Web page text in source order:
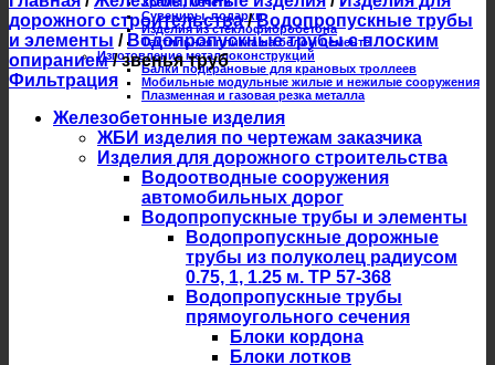
Сувениры, подарки
Изделия из стеклофибробетона
Тактильная плитка на белом цементе
Изготовление металлоконструкций
Балки подкрановые для крановых троллеев
Мобильные модульные жилые и нежилые сооружения
Плазменная и газовая резка металла
дорожного строительства / Водопропускные трубы
и элементы / Водопропускные трубы с плоским
опиранием /звенья труб
Фильтрация
Железобетонные изделия
ЖБИ изделия по чертежам заказчика
Изделия для дорожного строительства
Водоотводные сооружения
автомобильных дорог
Водопропускные трубы и элементы
Водопропускные дорожные
трубы из полуколец радиусом
0.75, 1, 1.25 м. ТР 57-368
Водопропускные трубы
прямоугольного сечения
Блоки кордона
Блоки лотков